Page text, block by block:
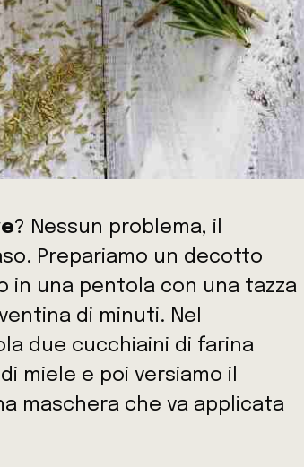
? Nessun problema, il
Prepariamo un decotto
in una pentola con una tazza
di minuti. Nel
due cucchiaini di farina
miele e poi versiamo il
maschera che va applicata